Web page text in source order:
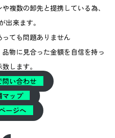
複数の卸先と提携している為、
出来ます。
ても問題ありません
物に見合った金額を自信を持っ
します。
問い合わせ
マップ
ージへ